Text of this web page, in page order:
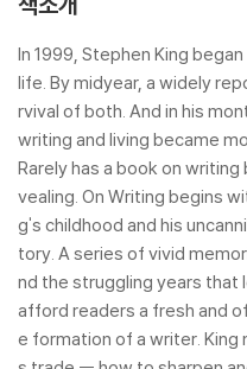
In 1999, Stephen King
life. By midyear, a widely
rvival of both. And in his
writing and living became
Rarely has a book on
vealing. On Writing begins
g's childhood and his
tory. A series of vivid
nd the struggling years that
afford readers a fresh and
e formation of a writer.